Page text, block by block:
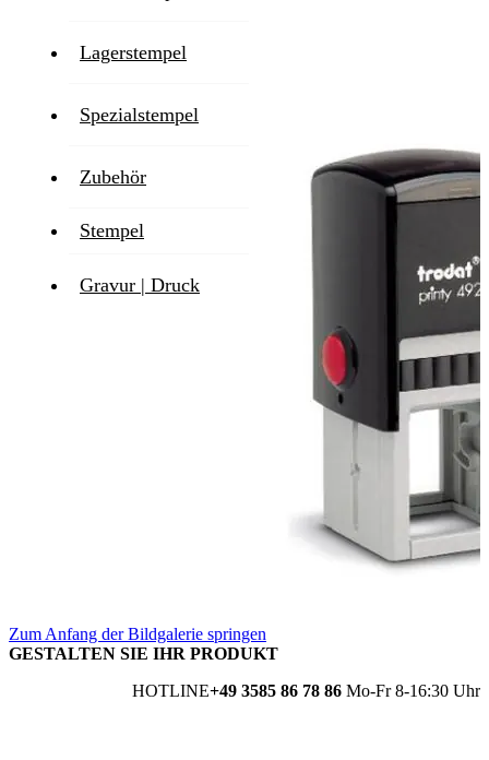
Lagerstempel
Spezialstempel
Zubehör
Stempel
Gravur | Druck
Zum Anfang der Bildgalerie springen
GESTALTEN SIE IHR PRODUKT
HOTLINE+49 3585 86 78 86 Mo-Fr 8-16:30 Uhr